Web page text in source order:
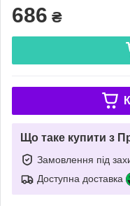
686 ₴
Що таке купити з
Замовлення під
Доступна доставка